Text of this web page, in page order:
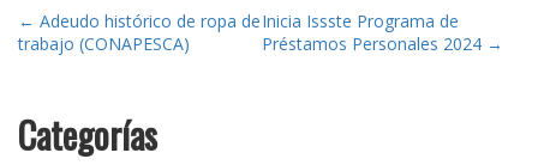
Post
navigation
← Adeudo histórico de ropa de
trabajo (CONAPESCA)
Inicia Issste Programa de
Préstamos Personales 2024 →
Categorías